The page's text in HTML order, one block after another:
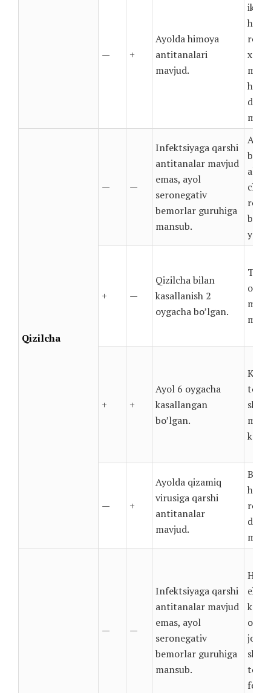
— +
Ayolda himoya
antitanalari
mavjud.
Qizilcha
— —
Infektsiyaga qarshi
antitanalar mavjud
emas, ayol
seronegativ
bemorlar guruhiga
mansub.
+ —
Qizilcha bilan
kasallanish 2
oygacha bo’lgan.
+ +
Ayol 6 oygacha
kasallangan
bo’lgan.
— +
Ayolda qizamiq
virusiga qarshi
antitanalar
mavjud.
— —
Infektsiyaga qarshi
antitanalar mavjud
emas, ayol
seronegativ
bemorlar guruhiga
mansub.